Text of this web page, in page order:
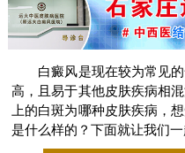
白癜风是现在较为常见的
高，且易于其他皮肤疾病相
上的白斑为哪种皮肤疾病，
是什么样的？下面就让我们一